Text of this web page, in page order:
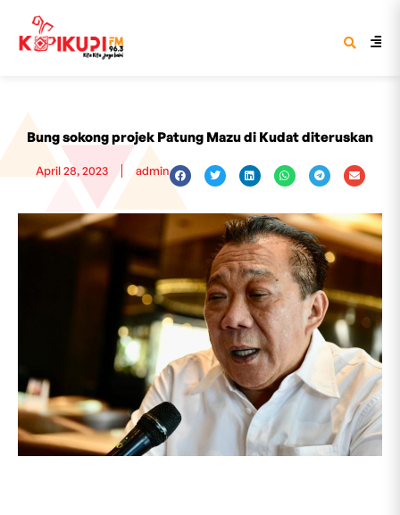
Bung sokong projek Patung Mazu di Kudat diteruskan
April 28, 2023 admin